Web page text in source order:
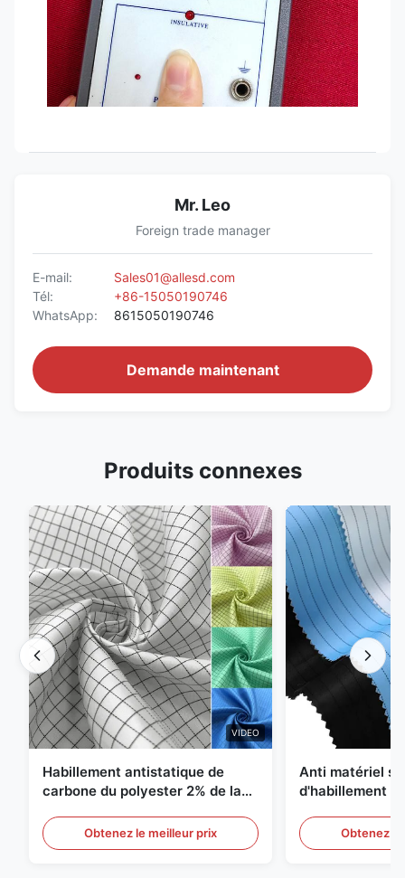
Mr. Leo
Foreign trade manager
E-mail:
Sales01@allesd.com
Tél:
+86-15050190746
WhatsApp:
8615050190746
Demande maintenant
Produits connexes
VIDEO
Habillement antistatique de
carbone du polyester 2% de la
Obtenez le meilleur prix
Anti matériel
d'habillement
Obtenez